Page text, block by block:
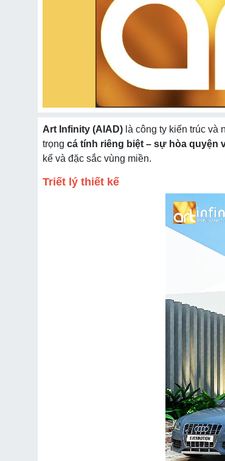
Art Infinity (AIAD) là công ty kiến trúc và
trọng cá tính riêng biệt – sự hòa quyện
kế và đặc sắc vùng miền.
Triết lý thiết kế